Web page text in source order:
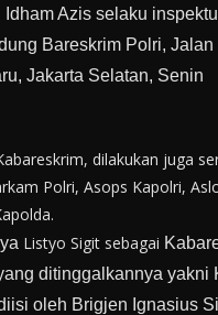
Idham Azis selaku
Bareskrim Polri, Jalan
Jakarta Selatan, Senin
dilakukan juga
Polri, Asops Kapolri,
Listyo Sigit sebagai
ditinggalkannya yakni
oleh Brigjen Ignasius